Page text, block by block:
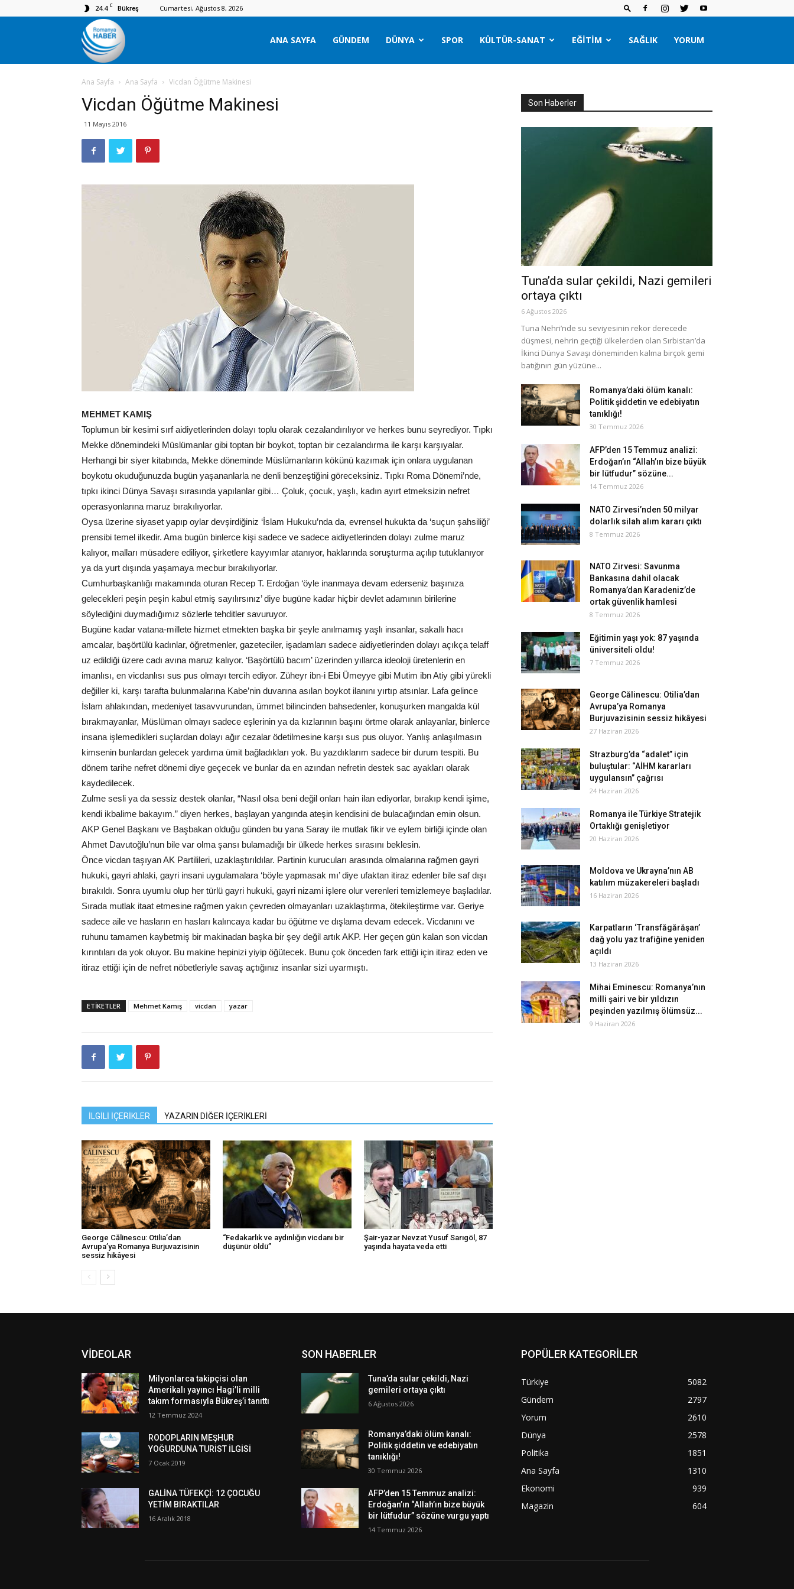
24.4 C Bükreş Cumartesi, Ağustos 8, 2026
Romanya
Haber
ANA SAYFA GÜNDEM DÜNYA SPOR KÜLTÜR-SANAT EĞITIM SAĞLIK YORUM
Ana Sayfa Ana Sayfa Vicdan Öğütme Makinesi
Vicdan Öğütme Makinesi
11 Mayıs 2016
MEHMET KAMIŞ
Toplumun bir kesimi sırf aidiyetlerinden dolayı toplu olarak cezalandırılıyor ve herkes bunu seyrediyor. Tıpkı
Mekke dönemindeki Müslümanlar gibi toptan bir boykot, toptan bir cezalandırma ile karşı karşıyalar.
Herhangi bir siyer kitabında, Mekke döneminde Müslümanların kökünü kazımak için onlara uygulanan
boykotu okuduğunuzda bugün yaşananlarla ne denli benzeştiğini göreceksiniz. Tıpkı Roma Dönemi’nde,
tıpkı ikinci Dünya Savaşı sırasında yapılanlar gibi… Çoluk, çocuk, yaşlı, kadın ayırt etmeksizin nefret
operasyonlarına maruz bırakılıyorlar.
Oysa üzerine siyaset yapıp oylar devşirdiğiniz ‘İslam Hukuku’nda da, evrensel hukukta da ‘suçun şahsiliği’
prensibi temel ilkedir. Ama bugün binlerce kişi sadece ve sadece aidiyetlerinden dolayı zulme maruz
kalıyor, malları müsadere ediliyor, şirketlere kayyımlar atanıyor, haklarında soruşturma açılıp tutuklanıyor
ya da yurt dışında yaşamaya mecbur bırakılıyorlar.
Cumhurbaşkanlığı makamında oturan Recep T. Erdoğan ‘öyle inanmaya devam ederseniz başınıza
gelecekleri peşin peşin kabul etmiş sayılırsınız’ diye bugüne kadar hiçbir devlet adamının birilerine
söylediğini duymadığımız sözlerle tehditler savuruyor.
Bugüne kadar vatana-millete hizmet etmekten başka bir şeyle anılmamış yaşlı insanlar, sakallı hacı
amcalar, başörtülü kadınlar, öğretmenler, gazeteciler, işadamları sadece aidiyetlerinden dolayı açıkça telaff
uz edildiği üzere cadı avına maruz kalıyor. ‘Başörtülü bacım’ üzerinden yıllarca ideoloji üretenlerin en
imanlısı, en vicdanlısı sus pus olmayı tercih ediyor. Züheyr ibn-i Ebi Ümeyye gibi Mutim ibn Atiy gibi yürekli
değiller ki, karşı tarafta bulunmalarına Kabe’nin duvarına asılan boykot ilanını yırtıp atsınlar. Lafa gelince
İslam ahlakından, medeniyet tasavvurundan, ümmet bilincinden bahsedenler, konuşurken mangalda kül
bırakmayanlar, Müslüman olmayı sadece eşlerinin ya da kızlarının başını örtme olarak anlayanlar, binlerce
insana işlemedikleri suçlardan dolayı ağır cezalar ödetilmesine karşı sus pus oluyor. Yanlış anlaşılmasın
kimsenin bunlardan gelecek yardıma ümit bağladıkları yok. Bu yazdıklarım sadece bir durum tespiti. Bu
dönem tarihe nefret dönemi diye geçecek ve bunlar da en azından nefretin destek sac ayakları olarak
kaydedilecek.
Zulme sesli ya da sessiz destek olanlar, “Nasıl olsa beni değil onları hain ilan ediyorlar, bırakıp kendi işime,
kendi ikbalime bakayım.” diyen herkes, başlayan yangında ateşin kendisini de bulacağından emin olsun.
AKP Genel Başkanı ve Başbakan olduğu günden bu yana Saray ile mutlak fikir ve eylem birliği içinde olan
Ahmet Davutoğlu’nun bile var olma şansı bulamadığı bir ülkede herkes sırasını beklesin.
Önce vicdan taşıyan AK Partilileri, uzaklaştırıldılar. Partinin kurucuları arasında olmalarına rağmen gayri
hukuki, gayri ahlaki, gayri insani uygulamalara ‘böyle yapmasak mı’ diye ufaktan itiraz edenler bile saf dışı
bırakıldı. Sonra uyumlu olup her türlü gayri hukuki, gayri nizami işlere olur verenleri temizlemeye başladılar.
Sırada mutlak itaat etmesine rağmen yakın çevreden olmayanları uzaklaştırma, ötekileştirme var. Geriye
sadece aile ve hasların en hasları kalıncaya kadar bu öğütme ve dışlama devam edecek. Vicdanını ve
ruhunu tamamen kaybetmiş bir makinadan başka bir şey değil artık AKP. Her geçen gün kalan son vicdan
kırıntıları da yok oluyor. Bu makine hepinizi yiyip öğütecek. Bunu çok önceden fark ettiği için itiraz eden ve
itiraz ettiği için de nefret nöbetleriyle savaş açtığınız insanlar sizi uyarmıştı.
ETIKETLER Mehmet Kamış vicdan yazar
İLGİLİ İÇERİKLER YAZARIN DİĞER İÇERİKLERİ
George Călinescu: Otilia’dan
Avrupa’ya Romanya Burjuvazisinin
sessiz hikâyesi
“Fedakarlık ve aydınlığın vicdanı bir
düşünür öldü”
Şair-yazar Nevzat Yusuf Sarıgöl, 87
yaşında hayata veda etti
Son Haberler
Tuna’da sular çekildi, Nazi gemileri
ortaya çıktı
6 Ağustos 2026
Tuna Nehri’nde su seviyesinin rekor derecede
düşmesi, nehrin geçtiği ülkelerden olan Sırbistan’da
İkinci Dünya Savaşı döneminden kalma birçok gemi
batığının gün yüzüne...
Romanya’daki ölüm kanalı:
Politik şiddetin ve edebiyatın
tanıklığı!
30 Temmuz 2026
AFP’den 15 Temmuz analizi:
Erdoğan’ın “Allah’ın bize büyük
bir lütfudur” sözüne...
14 Temmuz 2026
NATO Zirvesi’nden 50 milyar
dolarlık silah alım kararı çıktı
8 Temmuz 2026
NATO Zirvesi: Savunma
Bankasına dahil olacak
Romanya’dan Karadeniz’de
ortak güvenlik hamlesi
8 Temmuz 2026
Eğitimin yaşı yok: 87 yaşında
üniversiteli oldu!
7 Temmuz 2026
George Călinescu: Otilia’dan
Avrupa’ya Romanya
Burjuvazisinin sessiz hikâyesi
27 Haziran 2026
Strazburg’da “adalet” için
buluştular: “AİHM kararları
uygulansın” çağrısı
24 Haziran 2026
Romanya ile Türkiye Stratejik
Ortaklığı genişletiyor
20 Haziran 2026
Moldova ve Ukrayna’nın AB
katılım müzakereleri başladı
16 Haziran 2026
Karpatların ‘Transfăgărăşan’
dağ yolu yaz trafiğine yeniden
açıldı
13 Haziran 2026
Mihai Eminescu: Romanya’nın
milli şairi ve bir yıldızın
peşinden yazılmış ölümsüz...
9 Haziran 2026
VİDEOLAR
Milyonlarca takipçisi olan
Amerikalı yayıncı Hagi’li milli
takım formasıyla Bükreş’i tanıttı
12 Temmuz 2024
RODOPLARIN MEŞHUR
YOĞURDUNA TURİST İLGİSİ
7 Ocak 2019
GALİNA TÜFEKÇİ: 12 ÇOCUĞU
YETİM BIRAKTILAR
16 Aralık 2018
SON HABERLER
Tuna’da sular çekildi, Nazi
gemileri ortaya çıktı
6 Ağustos 2026
Romanya’daki ölüm kanalı:
Politik şiddetin ve edebiyatın
tanıklığı!
30 Temmuz 2026
AFP’den 15 Temmuz analizi:
Erdoğan’ın “Allah’ın bize büyük
bir lütfudur” sözüne vurgu yaptı
14 Temmuz 2026
POPÜLER KATEGORİLER
Türkiye
5082
Gündem
2797
Yorum
2610
Dünya
2578
Politika
1851
Ana Sayfa
1310
Ekonomi
939
Magazin
604